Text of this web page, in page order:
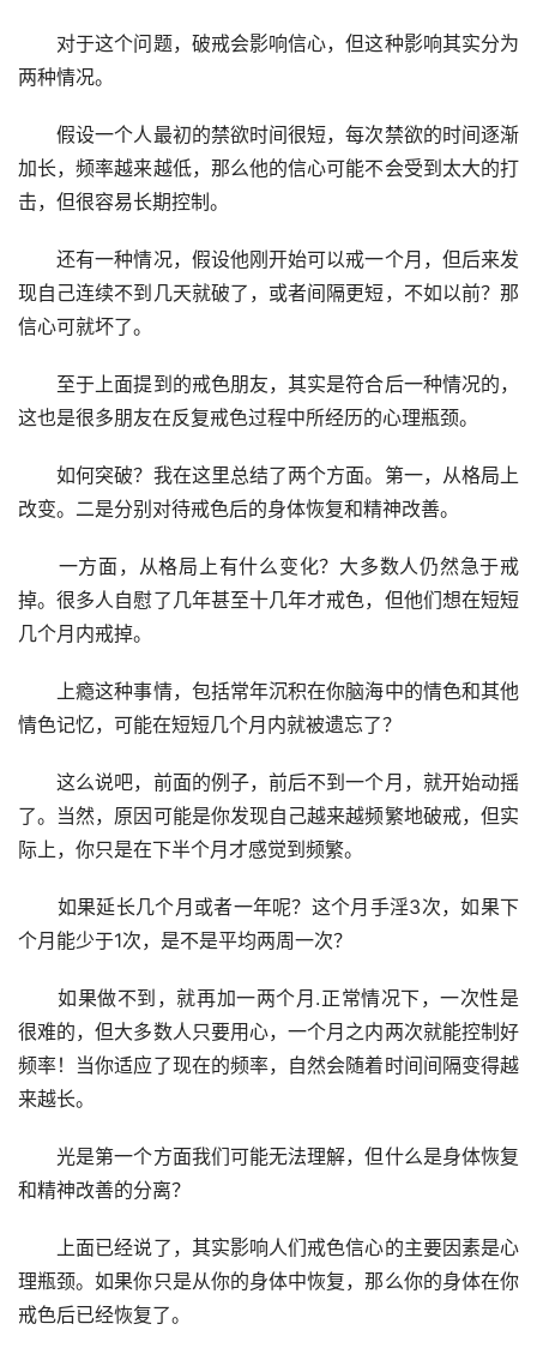
对于这个问题，破戒会影响信心，但这种影响其实分为
两种情况。
假设一个人最初的禁欲时间很短，每次禁欲的时间逐渐
加长，频率越来越低，那么他的信心可能不会受到太大的打
击，但很容易长期控制。
还有一种情况，假设他刚开始可以戒一个月，但后来发
现自己连续不到几天就破了，或者间隔更短，不如以前？那
信心可就坏了。
至于上面提到的戒色朋友，其实是符合后一种情况的，
这也是很多朋友在反复戒色过程中所经历的心理瓶颈。
如何突破？我在这里总结了两个方面。第一，从格局上
改变。二是分别对待戒色后的身体恢复和精神改善。
一方面，从格局上有什么变化？大多数人仍然急于戒
掉。很多人自慰了几年甚至十几年才戒色，但他们想在短短
几个月内戒掉。
上瘾这种事情，包括常年沉积在你脑海中的情色和其他
情色记忆，可能在短短几个月内就被遗忘了？
这么说吧，前面的例子，前后不到一个月，就开始动摇
了。当然，原因可能是你发现自己越来越频繁地破戒，但实
际上，你只是在下半个月才感觉到频繁。
如果延长几个月或者一年呢？这个月手淫3次，如果下
个月能少于1次，是不是平均两周一次？
如果做不到，就再加一两个月.正常情况下，一次性是
很难的，但大多数人只要用心，一个月之内两次就能控制好
频率！当你适应了现在的频率，自然会随着时间间隔变得越
来越长。
光是第一个方面我们可能无法理解，但什么是身体恢复
和精神改善的分离？
上面已经说了，其实影响人们戒色信心的主要因素是心
理瓶颈。如果你只是从你的身体中恢复，那么你的身体在你
戒色后已经恢复了。